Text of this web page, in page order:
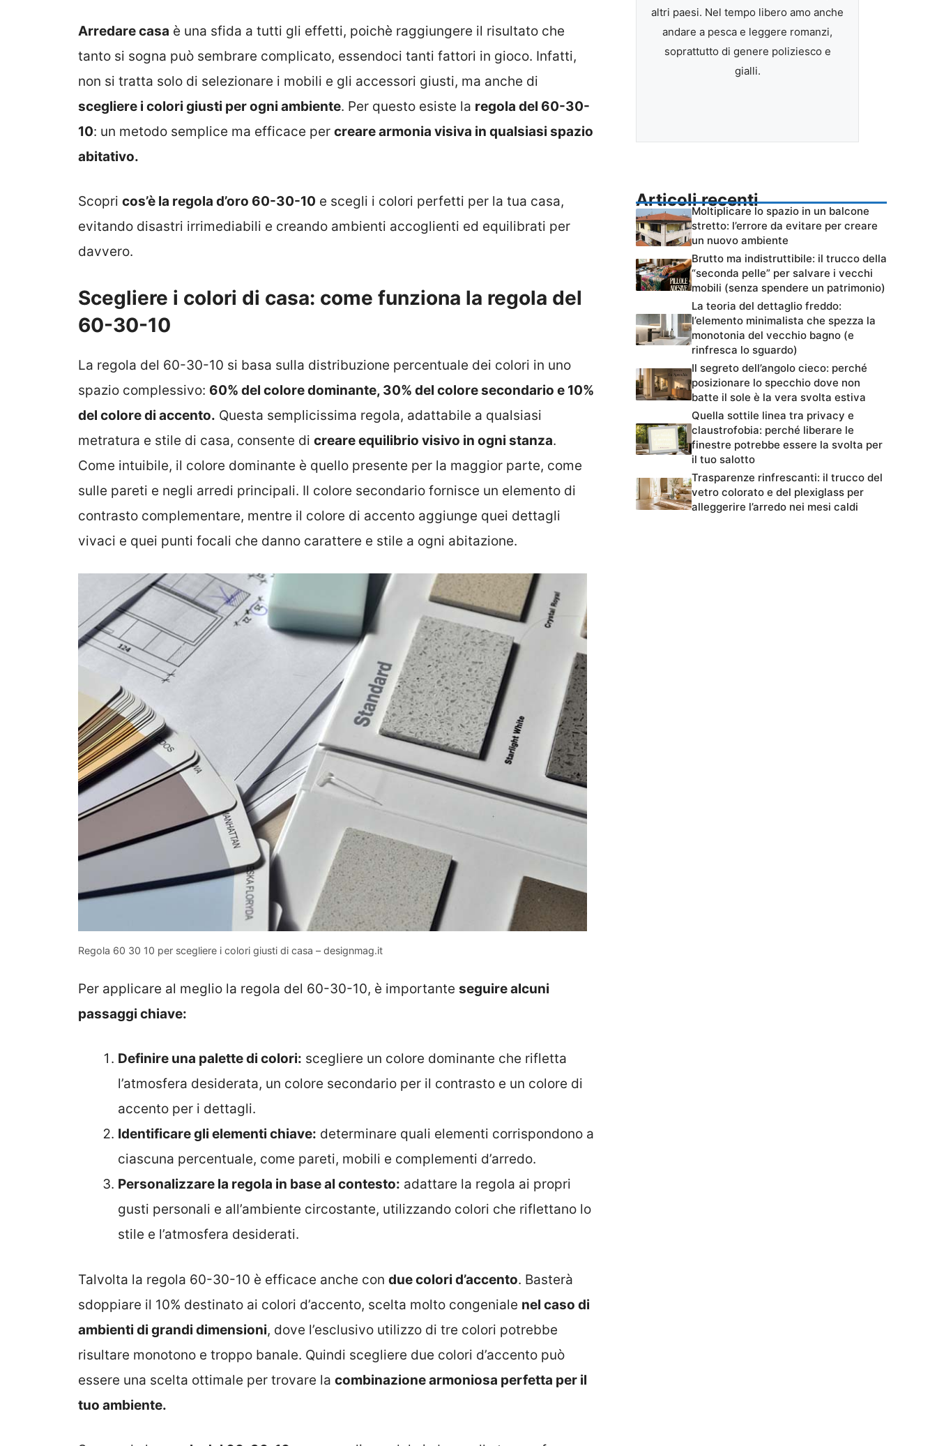
Arredare casa è una sfida a tutti gli effetti, poichè raggiungere il risultato che
tanto si sogna può sembrare complicato, essendoci tanti fattori in gioco. Infatti,
non si tratta solo di selezionare i mobili e gli accessori giusti, ma anche di
scegliere i colori giusti per ogni ambiente. Per questo esiste la regola del 60-30-
10: un metodo semplice ma efficace per creare armonia visiva in qualsiasi spazio
abitativo.
Scopri cos’è la regola d’oro 60-30-10 e scegli i colori perfetti per la tua casa,
evitando disastri irrimediabili e creando ambienti accoglienti ed equilibrati per
davvero.
Scegliere i colori di casa: come funziona la regola del
60-30-10
La regola del 60-30-10 si basa sulla distribuzione percentuale dei colori in uno
spazio complessivo: 60% del colore dominante, 30% del colore secondario e 10%
del colore di accento. Questa semplicissima regola, adattabile a qualsiasi
metratura e stile di casa, consente di creare equilibrio visivo in ogni stanza.
Come intuibile, il colore dominante è quello presente per la maggior parte, come
sulle pareti e negli arredi principali. Il colore secondario fornisce un elemento di
contrasto complementare, mentre il colore di accento aggiunge quei dettagli
vivaci e quei punti focali che danno carattere e stile a ogni abitazione.
Regola 60 30 10 per scegliere i colori giusti di casa – designmag.it
Per applicare al meglio la regola del 60-30-10, è importante seguire alcuni
passaggi chiave:
Definire una palette di colori: scegliere un colore dominante che rifletta
l’atmosfera desiderata, un colore secondario per il contrasto e un colore di
accento per i dettagli.
Identificare gli elementi chiave: determinare quali elementi corrispondono a
ciascuna percentuale, come pareti, mobili e complementi d’arredo.
Personalizzare la regola in base al contesto: adattare la regola ai propri
gusti personali e all’ambiente circostante, utilizzando colori che riflettano lo
stile e l’atmosfera desiderati.
Talvolta la regola 60-30-10 è efficace anche con due colori d’accento. Basterà
sdoppiare il 10% destinato ai colori d’accento, scelta molto congeniale nel caso di
ambienti di grandi dimensioni, dove l’esclusivo utilizzo di tre colori potrebbe
risultare monotono e troppo banale. Quindi scegliere due colori d’accento può
essere una scelta ottimale per trovare la combinazione armoniosa perfetta per il
tuo ambiente.
altri paesi. Nel tempo libero amo anche
andare a pesca e leggere romanzi,
soprattutto di genere poliziesco e
gialli.
Articoli recenti
Moltiplicare lo spazio in un balcone
stretto: l’errore da evitare per creare
un nuovo ambiente
Brutto ma indistruttibile: il trucco della
“seconda pelle” per salvare i vecchi
mobili (senza spendere un patrimonio)
La teoria del dettaglio freddo:
l’elemento minimalista che spezza la
monotonia del vecchio bagno (e
rinfresca lo sguardo)
Il segreto dell’angolo cieco: perché
posizionare lo specchio dove non
batte il sole è la vera svolta estiva
Quella sottile linea tra privacy e
claustrofobia: perché liberare le
finestre potrebbe essere la svolta per
il tuo salotto
Trasparenze rinfrescanti: il trucco del
vetro colorato e del plexiglass per
alleggerire l’arredo nei mesi caldi